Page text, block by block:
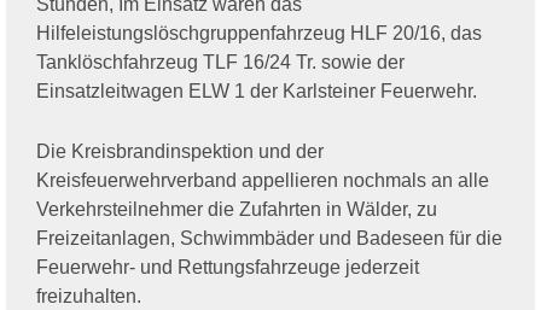
Stunden, Im Einsatz waren das
Hilfeleistungslöschgruppenfahrzeug HLF 20/16, das
Tanklöschfahrzeug TLF 16/24 Tr. sowie der
Einsatzleitwagen ELW 1 der Karlsteiner Feuerwehr.
Die Kreisbrandinspektion und der
Kreisfeuerwehrverband appellieren nochmals an alle
Verkehrsteilnehmer die Zufahrten in Wälder, zu
Freizeitanlagen, Schwimmbäder und Badeseen für die
Feuerwehr- und Rettungsfahrzeuge jederzeit
freizuhalten.